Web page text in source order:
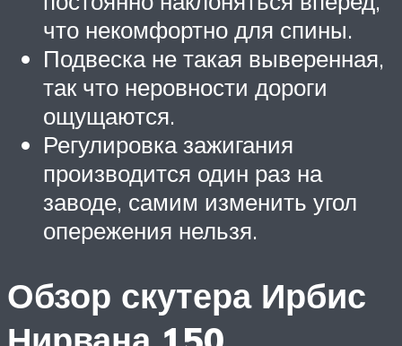
что некомфортно для спины.
Подвеска не такая выверенная,
так что неровности дороги
ощущаются.
Регулировка зажигания
производится один раз на
заводе, самим изменить угол
опережения нельзя.
Обзор скутера Ирбис